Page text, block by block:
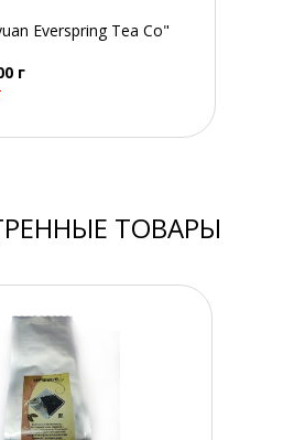
Everspring Tea Co"
г
ТОВАРЫ